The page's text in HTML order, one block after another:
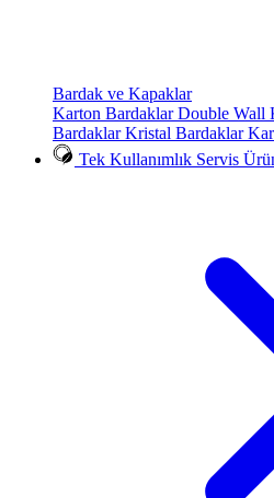
Bardak ve Kapaklar
Karton BardaklarDouble Wall
BardaklarKristal Bardaklar
Tek Kullanımlık Servis